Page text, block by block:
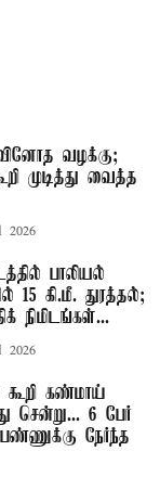
வழக்கு;
முடித்து வைத்த
2026
பாலியல்
கி.மீ. துரத்தல்;
நிமிடங்கள்...
2026
கண்மாய்
சென்று... 6 பேர்
நேர்ந்த